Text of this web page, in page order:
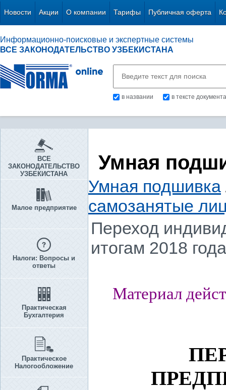
Новости Акции О компании Тарифы Публичная оферта
Информационно-поисковые и экспертные системы
ВСЕ ЗАКОНОДАТЕЛЬСТВО УЗБЕКИСТАНА
в названии в тексте документа
ВСЕ
ЗАКОНОДАТЕЛЬСТВО
УЗБЕКИСТАНА
Малое предприятие
Налоги: Вопросы и
ответы
Практическая
Бухгалтерия
Практическое
Налогообложение
Умная
Умная подшивка
самозанятые
Переход
итогам 2018
Материал